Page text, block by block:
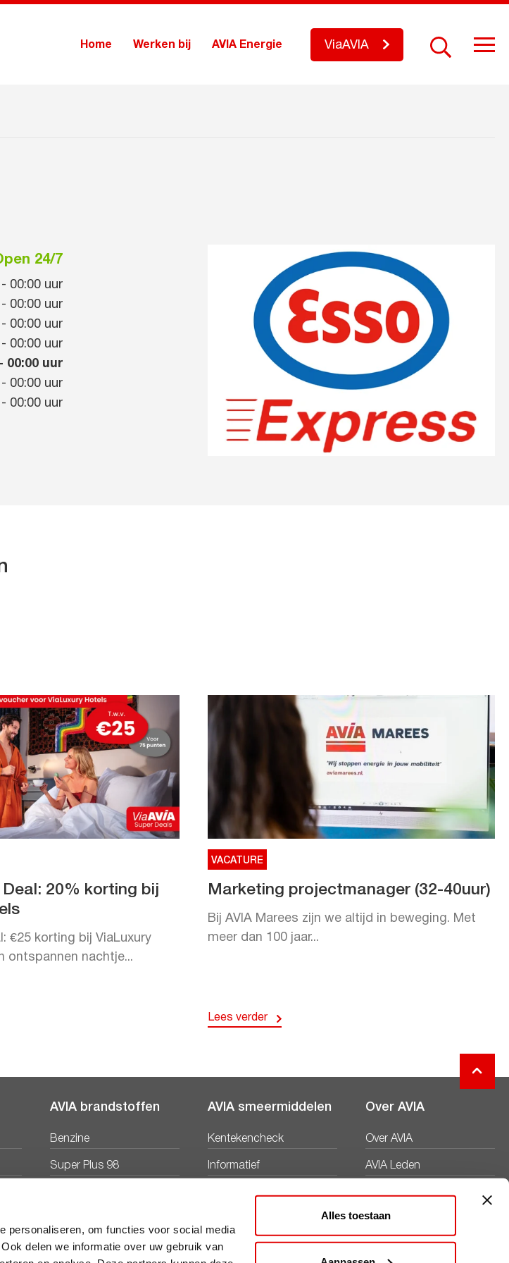
personaliseren, om functies voor social media
delen we informatie over uw gebruik van
Alles toestaan
Home Werken bij AVIA Energie ViaAVIA
24/7
- 00:00 uur
- 00:00 uur
- 00:00 uur
- 00:00 uur
- 00:00 uur
- 00:00 uur
- 00:00 uur
Deal: 20% korting bij
€25 korting bij ViaLuxury
ontspannen nachtje...
VACATURE
Marketing projectmanager (32-40uur)
Bij AVIA Marees zijn we altijd in beweging. Met
meer dan 100 jaar...
Lees verder
AVIA brandstoffen
Benzine
Super Plus 98
AVIA smeermiddelen
Kentekencheck
Informatief
Over AVIA
Over AVIA
AVIA Leden
Duurzaamheid
Werken bij